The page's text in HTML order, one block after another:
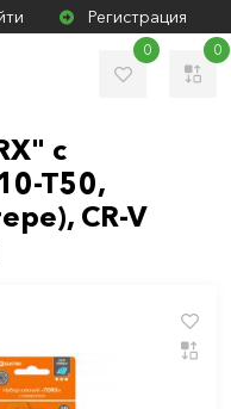
Регистрация
0 0
с
Т50,
CR-V